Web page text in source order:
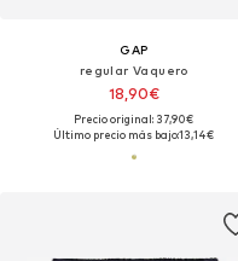
GAP
regular Vaquero
18,90€
Precio original: 37,90€
Último precio más bajo:13,14€